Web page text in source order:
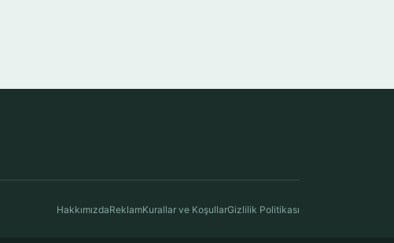
HakkımızdaReklamKurallar ve KoşullarGizlilik Politikası